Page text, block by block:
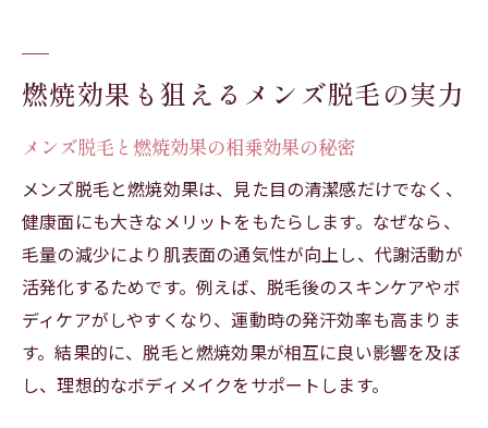
メンズ脱毛で美容と健康を高める生活習慣
燃焼効果も狙えるメンズ脱毛の実力
メンズ脱毛と燃焼効果の相乗効果の秘密
メンズ脱毛と燃焼効果は、見た目の清潔感だけでなく、
健康面にも大きなメリットをもたらします。なぜなら、
毛量の減少により肌表面の通気性が向上し、代謝活動が
活発化するためです。例えば、脱毛後のスキンケアやボ
ディケアがしやすくなり、運動時の発汗効率も高まりま
す。結果的に、脱毛と燃焼効果が相互に良い影響を及ぼ
し、理想的なボディメイクをサポートします。